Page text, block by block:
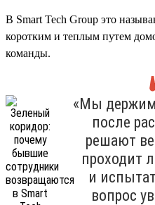
В Smart Tech Group это
коротким и теплым путем
команды.
«Мы
после
решают
проходит
и
вопрос